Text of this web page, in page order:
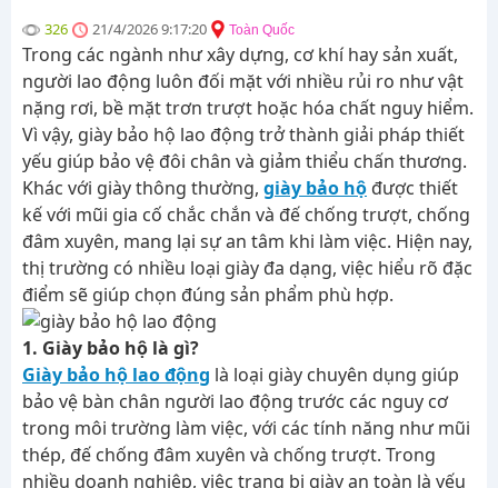
326 21/4/2026 9:17:20 Toàn Quốc
Trong các ngành như xây dựng, cơ khí hay sản xuất,
người lao động luôn đối mặt với nhiều rủi ro như vật
nặng rơi, bề mặt trơn trượt hoặc hóa chất nguy hiểm.
Vì vậy, giày bảo hộ lao động trở thành giải pháp thiết
yếu giúp bảo vệ đôi chân và giảm thiểu chấn thương.
Khác với giày thông thường, giày bảo hộ được thiết
kế với mũi gia cố chắc chắn và đế chống trượt, chống
đâm xuyên, mang lại sự an tâm khi làm việc. Hiện nay,
thị trường có nhiều loại giày đa dạng, việc hiểu rõ đặc
điểm sẽ giúp chọn đúng sản phẩm phù hợp.
1. Giày bảo hộ là gì?
Giày bảo hộ lao động là loại giày chuyên dụng giúp
bảo vệ bàn chân người lao động trước các nguy cơ
trong môi trường làm việc, với các tính năng như mũi
thép, đế chống đâm xuyên và chống trượt. Trong
nhiều doanh nghiệp, việc trang bị giày an toàn là yếu